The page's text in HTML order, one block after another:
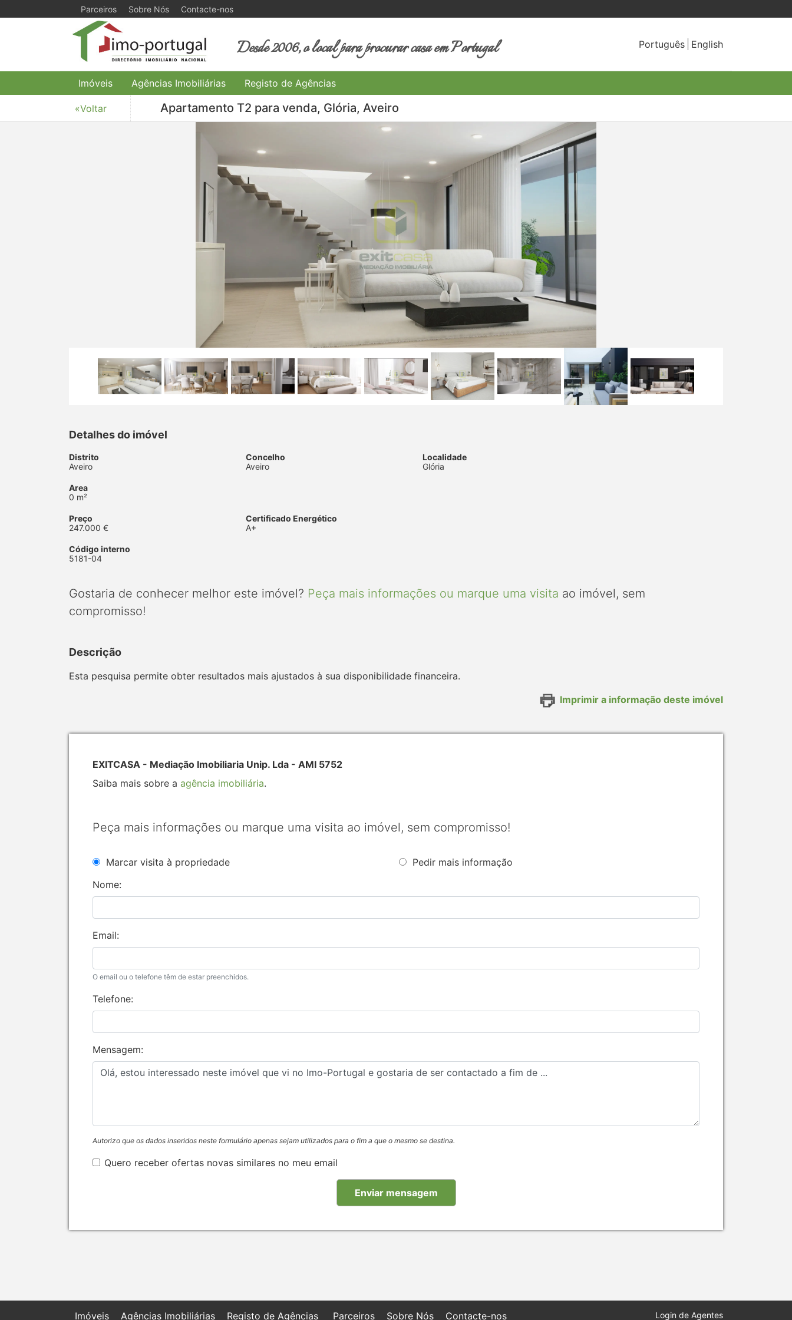
Parceiros Sobre Nós Contacte-nos
Desde 2006, o local para procurar casa em Portugal Português English
Imóveis Agências Imobiliárias Registo de Agências
«Voltar Apartamento T2 para venda, Glória, Aveiro
Detalhes do imóvel
Distrito
Aveiro
Concelho
Aveiro
Localidade
Glória
Area
0 m²
Preço
247.000 €
Certificado Energético
A+
Código interno
5181-04
Gostaria de conhecer melhor este imóvel? Peça mais informações ou marque uma visita ao imóvel, sem
compromisso!
Descrição
Esta pesquisa permite obter resultados mais ajustados à sua disponibilidade financeira.
Imprimir a informação deste imóvel
EXITCASA - Mediação Imobiliaria Unip. Lda - AMI 5752
Saiba mais sobre a agência imobiliária.
Peça mais informações ou marque uma visita ao imóvel, sem compromisso!
Marcar visita à propriedade
Pedir mais informação
Nome:
Email:
O email ou o telefone têm de estar preenchidos.
Telefone:
Mensagem:
Autorizo que os dados inseridos neste formulário apenas sejam utilizados para o fim a que o mesmo se destina.
Quero receber ofertas novas similares no meu email
Imóveis Agências Imobiliárias Registo de Agências Parceiros Sobre Nós Contacte-nos Login de Agentes